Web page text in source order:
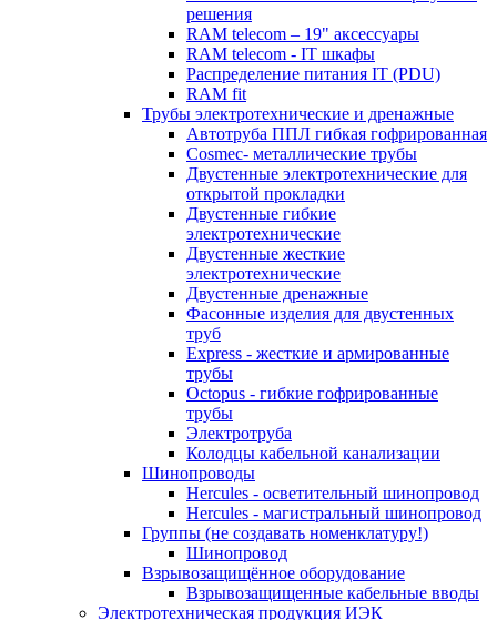
решения
RAM telecom – 19" аксессуары
RAM telecom - IT шкафы
Распределение питания IT (PDU)
RAM fit
Трубы электротехнические и дренажные
Автотруба ППЛ гибкая гофрированная
Cosmec- металлические трубы
Двустенные электротехнические для
открытой прокладки
Двустенные гибкие
электротехнические
Двустенные жесткие
электротехнические
Двустенные дренажные
Фасонные изделия для двустенных
труб
Express - жесткие и армированные
трубы
Octopus - гибкие гофрированные
трубы
Электротруба
Колодцы кабельной канализации
Шинопроводы
Hercules - осветительный шинопровод
Hercules - магистральный шинопровод
Группы (не создавать номенклатуру!)
Шинопровод
Взрывозащищённое оборудование
Взрывозащищенные кабельные вводы
Электротехническая продукция ИЭК